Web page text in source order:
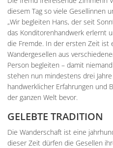
diesem Tag so viele Gesellinnen
„Wir begleiten Hans, der seit
das Konditorenhandwerk erlernt
die Fremde. In der ersten Zeit ist
Wandergesellen aus
Person begleiten – damit
stehen nun mindestens drei
handwerklicher Erfahrungen und
der ganzen Welt bevor.
GELEBTE TRADITION
Die Wanderschaft ist eine
dieser Zeit dürfen die Gesellen